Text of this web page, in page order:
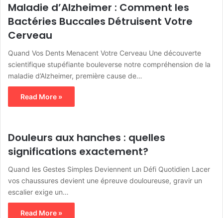
Maladie d’Alzheimer : Comment les
Bactéries Buccales Détruisent Votre
Cerveau
Quand Vos Dents Menacent Votre Cerveau Une découverte
scientifique stupéfiante bouleverse notre compréhension de la
maladie d’Alzheimer, première cause de…
Read More »
Douleurs aux hanches : quelles
significations exactement?
Quand les Gestes Simples Deviennent un Défi Quotidien Lacer
vos chaussures devient une épreuve douloureuse, gravir un
escalier exige un…
Read More »